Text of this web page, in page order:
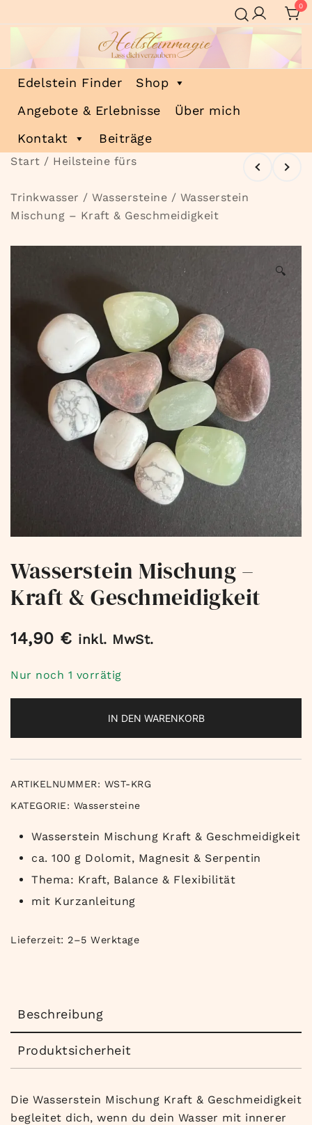
Inhalt
0
Heilsteinmagie
Lass dich verzaubern
Edelstein Finder
Shop
Angebote & Erlebnisse
Über mich
Kontakt
Beiträge
Start / Heilsteine fürs
Trinkwasser / Wassersteine / Wasserstein
Mischung – Kraft & Geschmeidigkeit
🔍
Wasserstein Mischung –
Kraft & Geschmeidigkeit
14,90 € inkl. MwSt.
Nur noch 1 vorrätig
IN DEN WARENKORB
ARTIKELNUMMER: WST-KRG
KATEGORIE: Wassersteine
Wasserstein Mischung Kraft & Geschmeidigkeit
ca. 100 g Dolomit, Magnesit & Serpentin
Thema: Kraft, Balance & Flexibilität
mit Kurzanleitung
Lieferzeit: 2–5 Werktage
Beschreibung
Produktsicherheit
Die Wasserstein Mischung Kraft & Geschmeidigkeit
begleitet dich, wenn du dein Wasser mit innerer